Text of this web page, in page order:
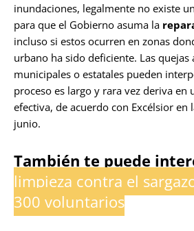
inundaciones, legalmente no existe
para que el Gobierno asuma la
incluso si estos ocurren en zonas
urbano ha sido deficiente. Las
municipales o estatales pueden
proceso es largo y rara vez deriva en
efectiva, de acuerdo con Excélsior en
junio.
También te puede
limpieza contra el
300 voluntarios